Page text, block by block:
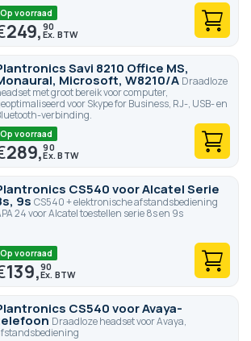
Op voorraad
249,90
Savi 8210 Office MS,
Microsoft, W8210/A Draadloze
met groot bereik voor computer,
voor Skype for Business, RJ-, USB- en
verbinding.
Op voorraad
289,90
CS540 voor Alcatel Serie
9s CS540 + elektronische afstandsbediening
24 voor Alcatel toestellen serie 8s en 9s
Op voorraad
139,90
CS540 voor Avaya-
Draadloze headset voor Avaya,